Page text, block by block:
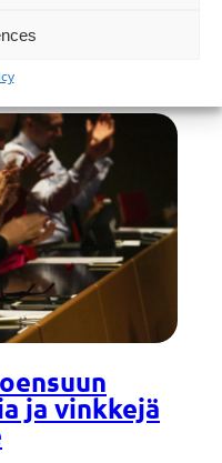
ja vinkkejä